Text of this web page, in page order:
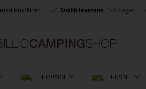
med PostNord Snabb leverans 1-2 dagar
HUSVAGN HUSBIL